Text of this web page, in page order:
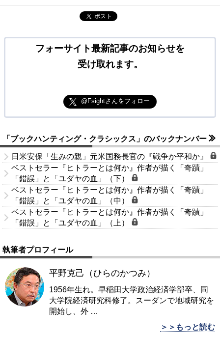
ポスト
フォーサイト最新記事のお知らせを
受け取れます。
@Fsightさんをフォロー
「ブックハンティング・クラシックス」のバックナンバー
日米安保「生みの親」元米国務長官の『戦争か平和か』
ベストセラー『ヒトラーとは何か』作者が描く「奇蹟」
「錯誤」と「ユダヤの血」（下）
ベストセラー『ヒトラーとは何か』作者が描く「奇蹟」
「錯誤」と「ユダヤの血」（中）
ベストセラー『ヒトラーとは何か』作者が描く「奇蹟」
「錯誤」と「ユダヤの血」（上）
執筆者プロフィール
平野克己（ひらのかつみ）
1956年生れ。早稲田大学政治経済学部卒、同
大学院経済研究科修了。スーダンで地域研究を
開始し、外 …
＞＞もっと読む